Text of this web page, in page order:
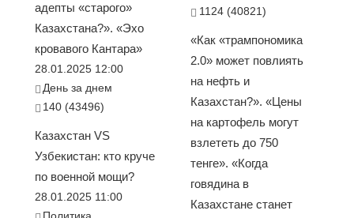
адепты «старого»
Казахстана?». «Эхо
кровавого Кантара»
28.01.2025 12:00
День за днем
140 (43496)
Казахстан VS
Узбекистан: кто круче
по военной мощи?
28.01.2025 11:00
1124 (40821)
«Как «трампономика
2.0» может повлиять
на нефть и
Казахстан?». «Цены
на картофель могут
взлететь до 750
тенге». «Когда
говядина в
Казахстане станет